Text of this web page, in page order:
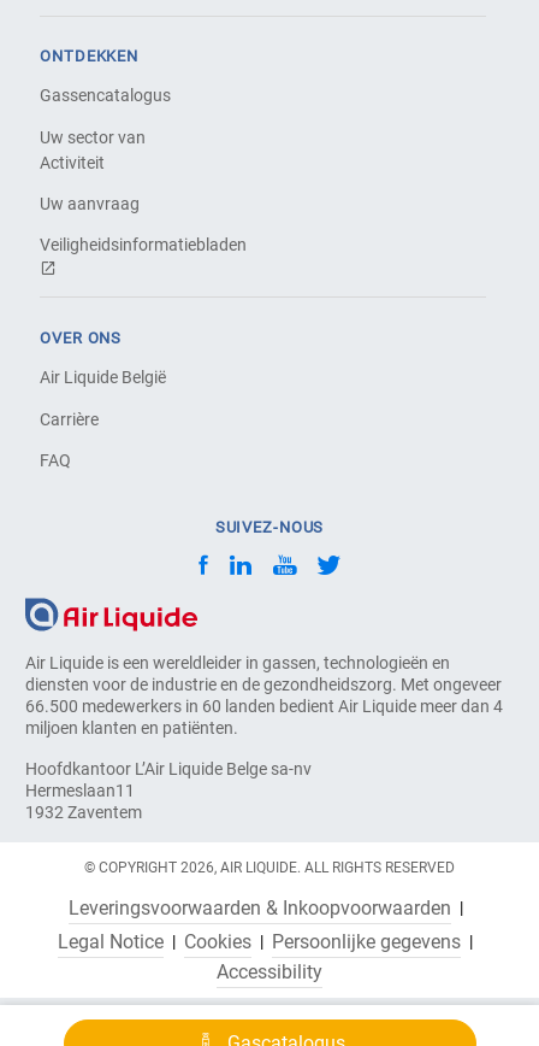
Air Liquide is een wereldleider in gassen, technologieën en
diensten voor de industrie en de gezondheidszorg. Met ongeveer
66.500 medewerkers in 60 landen bedient Air Liquide meer dan 4
miljoen klanten en patiënten.
Hoofdkantoor L’Air Liquide Belge sa-nv
Hermeslaan11
1932 Zaventem
ONTDEKKEN
Gassencatalogus
Uw sector van
Activiteit
Uw aanvraag
Veiligheidsinformatiebladen
OVER ONS
Air Liquide België
Carrière
FAQ
SUIVEZ-NOUS
© COPYRIGHT 2026, AIR LIQUIDE. ALL RIGHTS RESERVED
Leveringsvoorwaarden & Inkoopvoorwaarden
Legal Notice
Cookies
Persoonlijke gegevens
Accessibility